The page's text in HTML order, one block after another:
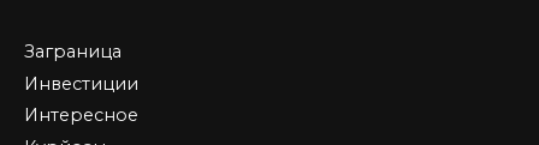
Заграница
Инвестиции
Интересное